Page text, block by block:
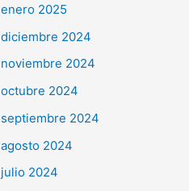
enero 2025
diciembre 2024
noviembre 2024
octubre 2024
septiembre 2024
agosto 2024
julio 2024